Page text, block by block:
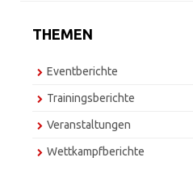
THEMEN
Eventberichte
Trainingsberichte
Veranstaltungen
Wettkampfberichte